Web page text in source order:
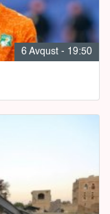
6 Avqust - 19:50